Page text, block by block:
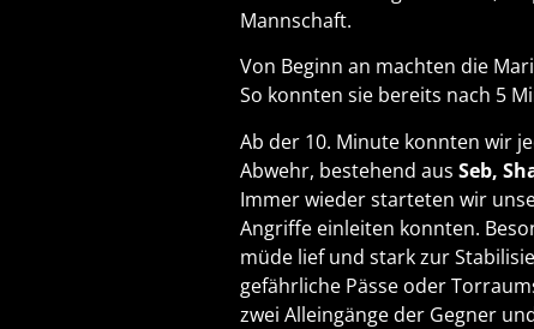
Mannschaft.
Von Beginn an machten die
So konnten sie bereits nach 5
Ab der 10. Minute konnten wir
Abwehr, bestehend aus Seb,
Immer wieder starteten wir
Angriffe einleiten konnten.
müde lief und stark zur
gefährliche Pässe oder
zwei Alleingänge der Gegner